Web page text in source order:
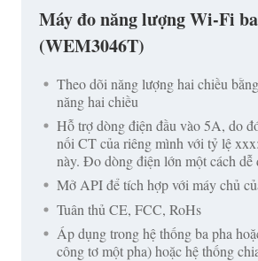
Máy đo năng lượng Wi-Fi
(WEM3046T)
Theo dõi năng lượng hai chiều
năng hai chiều
Hỗ trợ dòng điện đầu vào 5A, do
nối CT của riêng mình với tỷ lệ
này. Đo dòng điện lớn một cách dễ
Mở API để tích hợp với máy chủ
Tuân thủ CE, FCC, RoHs
Áp dụng trong hệ thống ba pha
công tơ một pha) hoặc hệ thống